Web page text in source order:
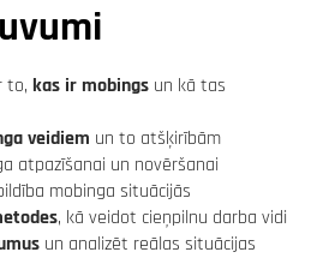
to, kas ir mobings un kā tas
veidiem un to atšķirībām
atpazīšanai un novēršanai
mobinga situācijās
, kā veidot cieņpilnu darba vidi
un analizēt reālas situācijas